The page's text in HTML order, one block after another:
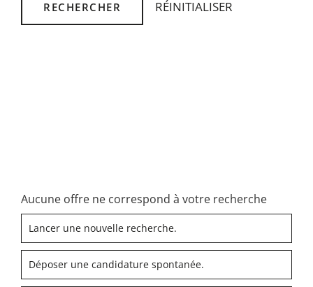
RECHERCHER RÉINITIALISER
Aucune offre ne correspond à votre recherche
Lancer une nouvelle recherche.
Déposer une candidature spontanée.